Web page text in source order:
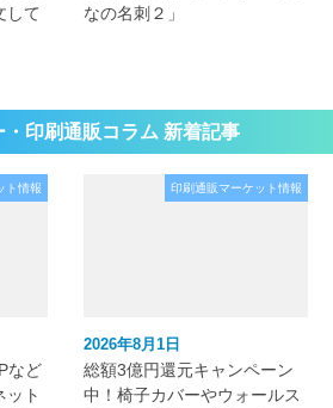
して
なの名刺２」
印刷通販コラム 新着記事
ト情報
など
ット
印刷通販マーケット情報
2026年8月1日
総額3億円還元キャンペーン
中！椅子カバーやウォールス